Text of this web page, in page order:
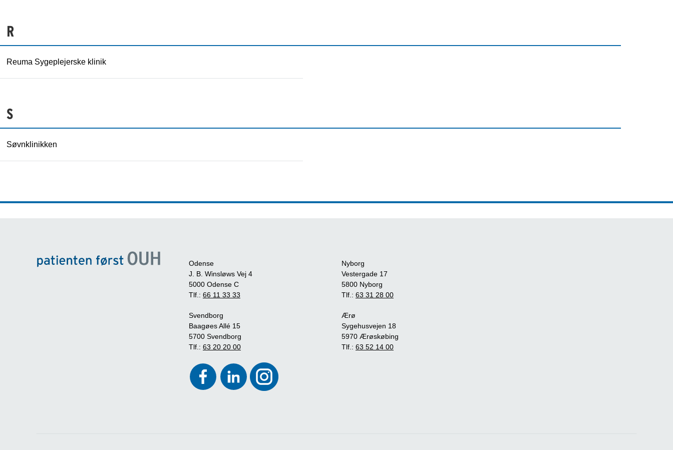
R
Reuma Sygeplejerske klinik
S
Søvnklinikken
Odense
J. B. Winsløws Vej 4
5000 Odense C
Tlf.: 66 11 33 33
Svendborg
Baagøes Allé 15
5700 Svendborg
Tlf.: 63 20 20 00
Nyborg
Vestergade 17
5800 Nyborg
Tlf.: 63 31 28 00
Ærø
Sygehusvejen 18
5970 Ærøskøbing
Tlf.: 63 52 14 00